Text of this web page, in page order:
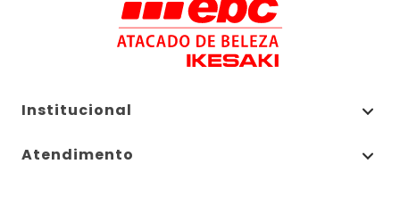
Institucional
Atendimento